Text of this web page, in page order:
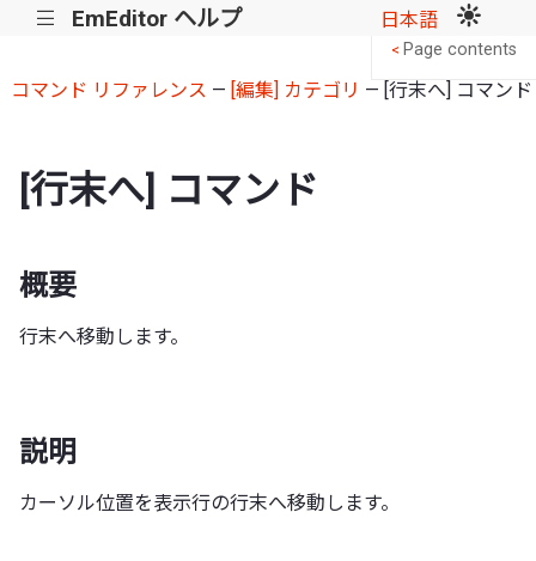
||| EmEditor ヘルプ 日本語
コマンド リファレンス — [編集] カテゴリ — [行末へ] コマンド
[行末へ] コマンド
概要
行末へ移動します。
説明
カーソル位置を表示行の行末へ移動します。
< Page contents